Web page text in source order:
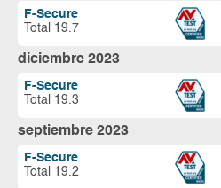
F-Secure
Total 19.7
diciembre 2023
F-Secure
Total 19.3
septiembre 2023
F-Secure
Total 19.2